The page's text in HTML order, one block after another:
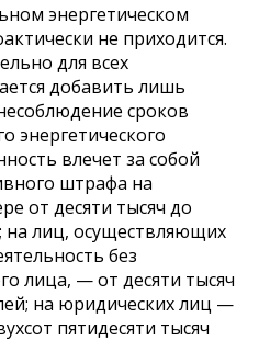
энергетическом
не приходится.
для всех
добавить лишь
сроков
энергетического
влечет за собой
штрафа на
от десяти тысяч до
на лиц, осуществляющих
без
лица, — от десяти тысяч
на юридических лиц —
пятидесяти тысяч